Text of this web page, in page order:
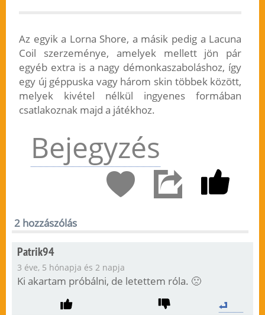
Az egyik a Lorna Shore, a másik pedig a Lacuna
Coil szerzeménye, amelyek mellett jön pár
egyéb extra is a nagy démonkaszaboláshoz, így
egy új géppuska vagy három skin többek között,
melyek kivétel nélkül ingyenes formában
csatlakoznak majd a játékhoz.
Bejegyzés
2 hozzászólás
Patrik94
3 éve, 5 hónapja és 2 napja
Ki akartam próbálni, de letettem róla. 🙁